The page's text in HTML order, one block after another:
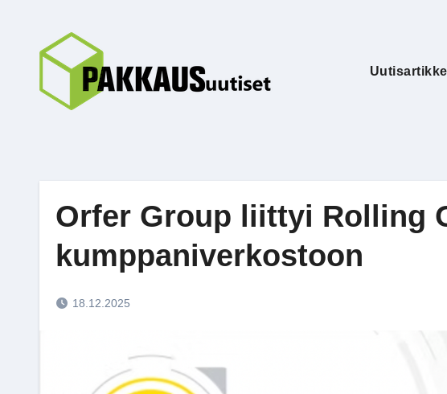
content
Orfer Group liittyi Rolling
kumppaniverkostoon
18.12.2025